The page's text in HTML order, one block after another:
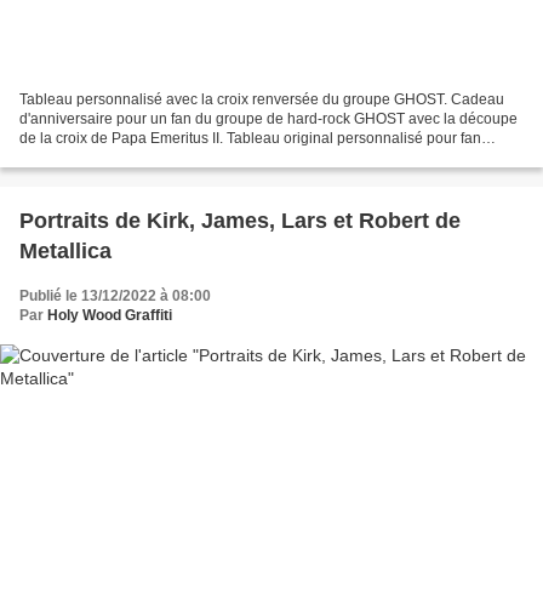
Tableau personnalisé avec la croix renversée du groupe GHOST. Cadeau
d'anniversaire pour un fan du groupe de hard-rock GHOST avec la découpe
de la croix de Papa Emeritus II. Tableau original personnalisé pour fan
Portraits de Kirk, James, Lars et Robert de
Metallica
Publié le 13/12/2022 à 08:00
Par Holy Wood Graffiti